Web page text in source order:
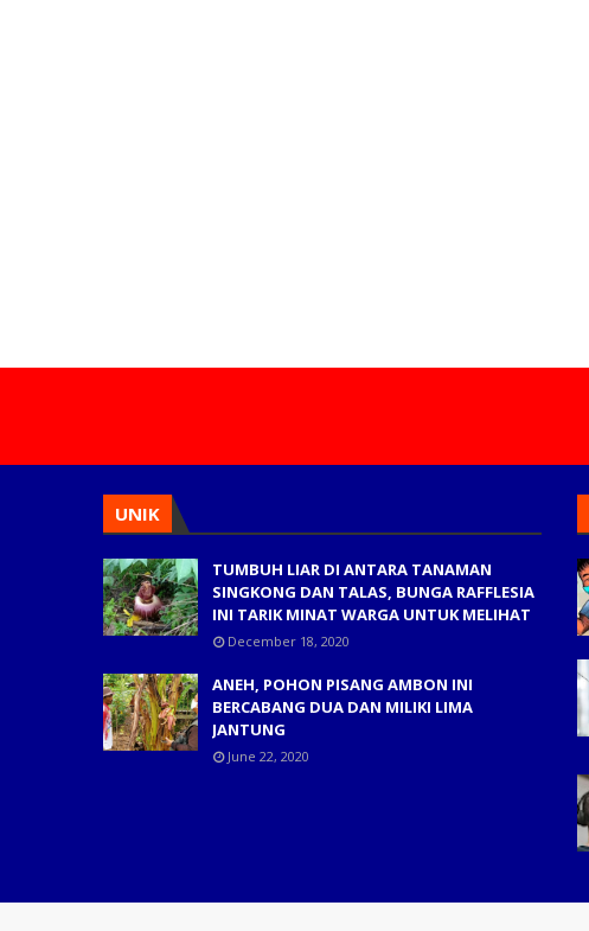
UNIK
TUMBUH LIAR DI ANTARA TANAMAN
SINGKONG DAN TALAS, BUNGA RAFFLESIA
INI TARIK MINAT WARGA UNTUK MELIHAT
December 18, 2020
ANEH, POHON PISANG AMBON INI
BERCABANG DUA DAN MILIKI LIMA
JANTUNG
June 22, 2020